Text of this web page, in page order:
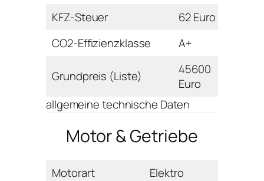
KFZ-Steuer
62 Euro
CO2-Effizienzklasse
A+
Grundpreis (Liste)
45600
Euro
allgemeine technische Daten
Motor & Getriebe
Motorart
Elektro